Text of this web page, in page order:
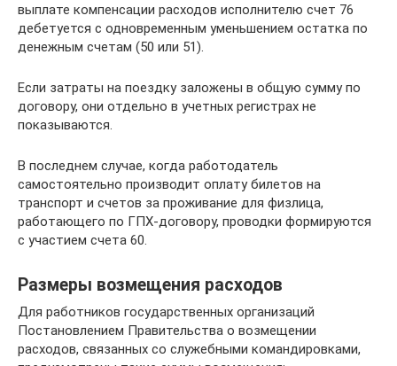
выплате компенсации расходов исполнителю счет 76
дебетуется с одновременным уменьшением остатка по
денежным счетам (50 или 51).
Если затраты на поездку заложены в общую сумму по
договору, они отдельно в учетных регистрах не
показываются.
В последнем случае, когда работодатель
самостоятельно производит оплату билетов на
транспорт и счетов за проживание для физлица,
работающего по ГПХ-договору, проводки формируются
с участием счета 60.
Размеры возмещения расходов
Для работников государственных организаций
Постановлением Правительства о возмещении
расходов, связанных со служебными командировками,